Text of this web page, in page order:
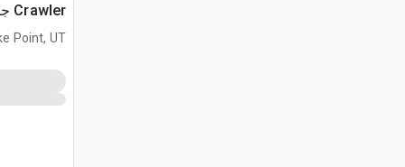
Crawler جرار نقل (Unused)
Point, UT